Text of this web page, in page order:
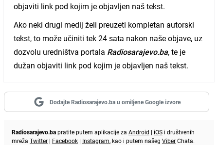
objaviti link pod kojim je objavljen naš tekst.
Ako neki drugi medij želi preuzeti kompletan autorski
tekst, to može učiniti tek 24 sata nakon naše objave, uz
dozvolu uredništva portala Radiosarajevo.ba, te je
dužan objaviti link pod kojim je objavljen naš tekst.
Dodajte Radiosarajevo.ba u omiljene Google izvore
Radiosarajevo.bapratite putem aplikacije za Android | iOS i društvenih
mreža Twitter | Facebook | Instagram, kao i putem našeg ViberChata.